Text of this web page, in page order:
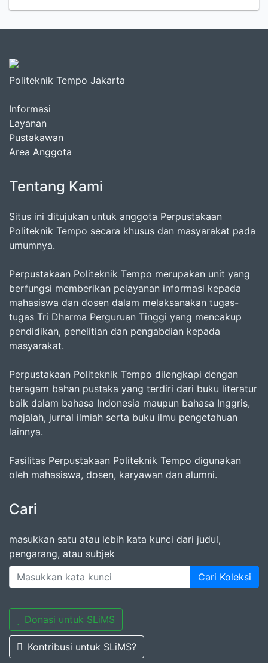
Politeknik Tempo Jakarta
Informasi
Layanan
Pustakawan
Area Anggota
Tentang Kami
Situs ini ditujukan untuk anggota Perpustakaan
Politeknik Tempo secara khusus dan masyarakat pada
umumnya.
Perpustakaan Politeknik Tempo merupakan unit yang
berfungsi memberikan pelayanan informasi kepada
mahasiswa dan dosen dalam melaksanakan tugas-
tugas Tri Dharma Perguruan Tinggi yang mencakup
pendidikan, penelitian dan pengabdian kepada
masyarakat.
Perpustakaan Politeknik Tempo dilengkapi dengan
beragam bahan pustaka yang terdiri dari buku literatur
baik dalam bahasa Indonesia maupun bahasa Inggris,
majalah, jurnal ilmiah serta buku ilmu pengetahuan
lainnya.
Fasilitas Perpustakaan Politeknik Tempo digunakan
oleh mahasiswa, dosen, karyawan dan alumni.
Cari
masukkan satu atau lebih kata kunci dari judul,
pengarang, atau subjek
Cari Koleksi
Donasi untuk SLiMS
Kontribusi untuk SLiMS?